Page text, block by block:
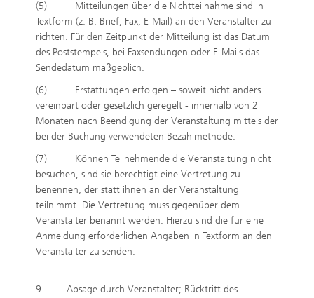
(5) Mitteilungen über die Nichtteilnahme sind in
Textform (z. B. Brief, Fax, E-Mail) an den Veranstalter zu
richten. Für den Zeitpunkt der Mitteilung ist das Datum
des Poststempels, bei Faxsendungen oder E-Mails das
Sendedatum maßgeblich.
(6) Erstattungen erfolgen – soweit nicht anders
vereinbart oder gesetzlich geregelt - innerhalb von 2
Monaten nach Beendigung der Veranstaltung mittels der
bei der Buchung verwendeten Bezahlmethode.
(7) Können Teilnehmende die Veranstaltung nicht
besuchen, sind sie berechtigt eine Vertretung zu
benennen, der statt ihnen an der Veranstaltung
teilnimmt. Die Vertretung muss gegenüber dem
Veranstalter benannt werden. Hierzu sind die für eine
Anmeldung erforderlichen Angaben in Textform an den
Veranstalter zu senden.
9. Absage durch Veranstalter; Rücktritt des